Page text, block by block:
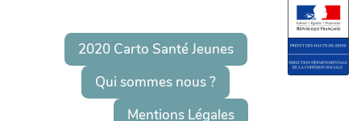
2020 Carto Santé Jeunes
Qui sommes nous ?
Mentions Légales